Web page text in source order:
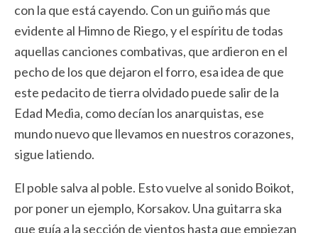
con la que está cayendo. Con un guiño más que
evidente al Himno de Riego, y el espíritu de todas
aquellas canciones combativas, que ardieron en el
pecho de los que dejaron el forro, esa idea de que
este pedacito de tierra olvidado puede salir de la
Edad Media, como decían los anarquistas, ese
mundo nuevo que llevamos en nuestros corazones,
sigue latiendo.
El poble salva al poble. Esto vuelve al sonido Boikot,
por poner un ejemplo, Korsakov. Una guitarra ska
que guía a la sección de vientos hasta que empiezan